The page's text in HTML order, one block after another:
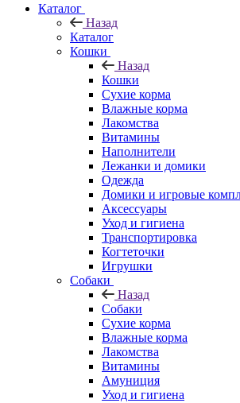
Каталог
Назад
Каталог
Кошки
Назад
Кошки
Сухие корма
Влажные корма
Лакомства
Витамины
Наполнители
Лежанки и домики
Одежда
Домики и игровые
Аксессуары
Уход и гигиена
Транспортировка
Когтеточки
Игрушки
Собаки
Назад
Собаки
Сухие корма
Влажные корма
Лакомства
Витамины
Амуниция
Уход и гигиена